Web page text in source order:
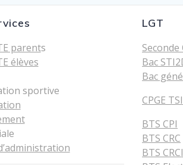
parents
élèves
sportive
LGT
Seconde
Bac
Bac
CPGE TSI
BTS CPI
BTS CRC
BTS CRCI